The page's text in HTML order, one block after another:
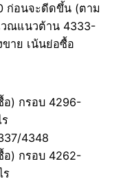
ก่อนจะดีดขึ้น (ตาม
ณแนวต้าน 4333-
ขาย เน้นย่อซื้อ
) กรอบ 4296-
4348
) กรอบ 4262-
ร